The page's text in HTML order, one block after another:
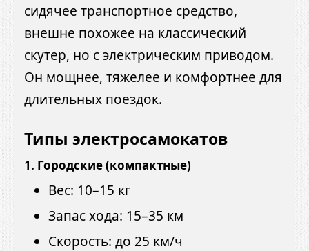
сидячее транспортное средство,
внешне похожее на классический
скутер, но с электрическим приводом.
Он мощнее, тяжелее и комфортнее для
длительных поездок.
Типы электросамокатов
1. Городские (компактные)
Вес: 10–15 кг
Запас хода: 15–35 км
Скорость: до 25 км/ч